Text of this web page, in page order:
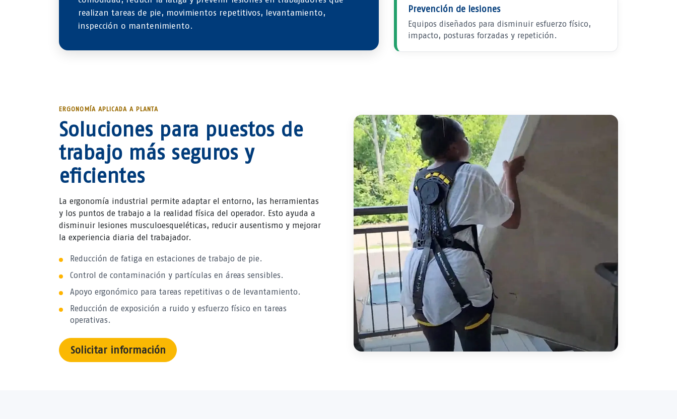
realizan tareas de pie, movimientos repetitivos, levantamiento,
inspección o mantenimiento.
Prevención de lesiones
Equipos diseñados para disminuir esfuerzo físico,
impacto, posturas forzadas y repetición.
ERGONOMÍA APLICADA A PLANTA
Soluciones para puestos de
trabajo más seguros y
eficientes
La ergonomía industrial permite adaptar el entorno, las herramientas
y los puntos de trabajo a la realidad física del operador. Esto ayuda a
disminuir lesiones musculoesqueléticas, reducir ausentismo y mejorar
la experiencia diaria del trabajador.
Reducción de fatiga en estaciones de trabajo de pie.
Control de contaminación y partículas en áreas sensibles.
Apoyo ergonómico para tareas repetitivas o de levantamiento.
Reducción de exposición a ruido y esfuerzo físico en tareas
operativas.
Solicitar información